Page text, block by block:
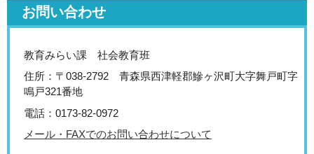
お問い合わせ
教育みらい課 社会教育班
住所：〒038-2792 青森県西津軽郡鰺ヶ沢町大字舞戸町字
鳴戸321番地
電話：0173-82-0972
メール・FAXでのお問い合わせについて